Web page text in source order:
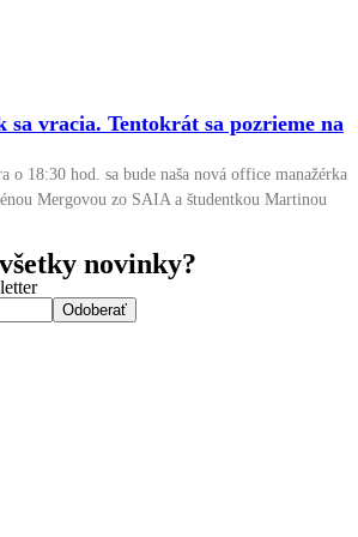
vracia. Tentokrát sa pozrieme na
o 18:30 hod. sa bude naša nová office manažérka
Mergovou zo SAIA a študentkou Martinou
novinky?